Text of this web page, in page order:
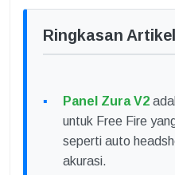
Ringkasan Artikel
Panel Zura V2
untuk Free Fire
seperti auto
akurasi.